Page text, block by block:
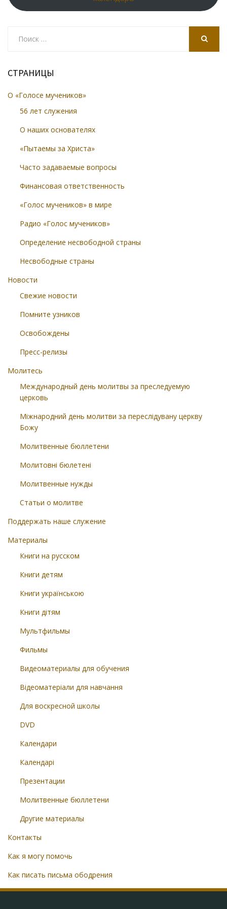
СТРАНИЦЫ
О «Голосе мучеников»
56 лет служения
О наших основателях
«Пытаемы за Христа»
Часто задаваемые вопросы
Финансовая ответственность
«Голос мучеников» в мире
Радио «Голос мучеников»
Определение несвободной страны
Несвободные страны
Новости
Свежие новости
Помните узников
Освобождены
Пресс-релизы
Молитесь
Международный день молитвы за преследуемую
церковь
Міжнародний день молитви за переслідувану церкву
Божу
Молитвенные бюллетени
Молитовні бюлетені
Молитвенные нужды
Статьи о молитве
Поддержать наше служение
Материалы
Книги на русском
Книги детям
Книги українською
Книги дітям
Мультфильмы
Фильмы
Видеоматериалы для обучения
Відеоматеріали для навчання
Для воскресной школы
DVD
Календари
Календарі
Презентации
Молитвенные бюллетени
Другие материалы
Контакты
Как я могу помочь
Как писать письма ободрения